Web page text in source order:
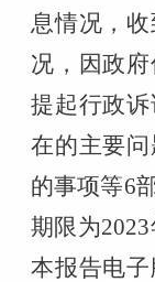
息情况，
况，因政府
提起行政
在的主要
的事项等6
期限为2023
本报告电